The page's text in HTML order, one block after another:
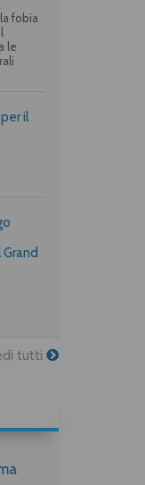
fobia
le
il
tutti